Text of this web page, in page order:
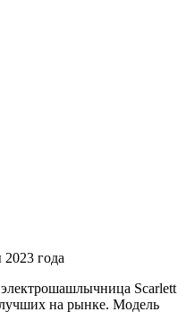
Scarlett
на рынке. Модель